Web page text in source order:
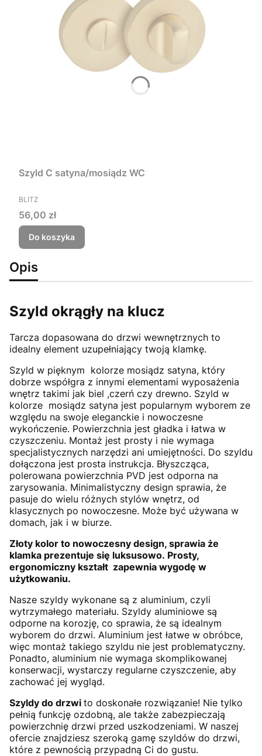
Szyld C satyna/mosiądz WC
PRODUCENT
BLITZ
Cena
56,00 zł
Do koszyka
Opis
Szyld okrągły na klucz
Tarcza dopasowana do drzwi wewnętrznych to
idealny element uzupełniający twoją klamkę.
Szyld w pięknym kolorze mosiądz satyna, który
dobrze współgra z innymi elementami wyposażenia
wnętrz takimi jak biel ,czerń czy drewno. Szyld w
kolorze mosiądz satyna jest popularnym wyborem ze
względu na swoje eleganckie i nowoczesne
wykończenie. Powierzchnia jest gładka i łatwa w
czyszczeniu. Montaż jest prosty i nie wymaga
specjalistycznych narzędzi ani umiejętności. Do szyldu
dołączona jest prosta instrukcja. Błyszcząca,
polerowana powierzchnia PVD jest odporna na
zarysowania. Minimalistyczny design sprawia, że
pasuje do wielu różnych stylów wnętrz, od
klasycznych po nowoczesne. Może być używana w
domach, jak i w biurze.
Złoty kolor to nowoczesny design, sprawia że
klamka prezentuje się luksusowo. Prosty,
ergonomiczny kształt zapewnia wygodę w
użytkowaniu.
Nasze szyldy wykonane są z aluminium, czyli
wytrzymałego materiału. Szyldy aluminiowe są
odporne na korozję, co sprawia, że są idealnym
wyborem do drzwi. Aluminium jest łatwe w obróbce,
więc montaż takiego szyldu nie jest problematyczny.
Ponadto, aluminium nie wymaga skomplikowanej
konserwacji, wystarczy regularne czyszczenie, aby
zachować jej wygląd.
Szyldy do drzwi to doskonałe rozwiązanie! Nie tylko
pełnią funkcję ozdobną, ale także zabezpieczają
powierzchnię drzwi przed uszkodzeniami. W naszej
ofercie znajdziesz szeroką gamę szyldów do drzwi,
które z pewnością przypadną Ci do gustu.